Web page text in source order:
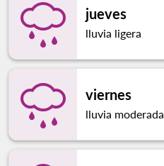
jueves
lluvia ligera
viernes
lluvia moderada